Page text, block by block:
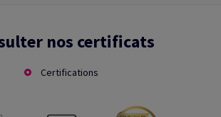
nos certificats
Certifications